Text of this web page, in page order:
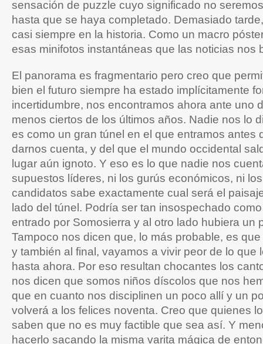
sensación de puzzle cuyo significado no
hasta que se haya completado. Demasiado
casi siempre en la historia. Como un macro
esas minifotos instantáneas que las noticias nos
El panorama es fragmentario pero creo que
bien el futuro siempre ha estado implícitamente
incertidumbre, nos encontramos ahora ante uno
menos ciertos de los últimos años. Nadie nos lo
es como un gran túnel en el que entramos antes
darnos cuenta, y del que el mundo occidental
lugar aún ignoto. Y eso es lo que nadie nos
supuestos líderes, ni los gurús económicos, ni
candidatos sabe exactamente cual será el
lado del túnel. Podría ser tan insospechado
entrado por Somosierra y al otro lado hubiera un
Tampoco nos dicen que, lo más probable, es
y también al final, vayamos a vivir peor de lo que
hasta ahora. Por eso resultan chocantes los
nos dicen que somos niños díscolos que nos
que en cuanto nos disciplinen un poco allí y un
volverá a los felices noventa. Creo que quienes
saben que no es muy factible que sea así. Y
hacerlo sacando la misma varita mágica de